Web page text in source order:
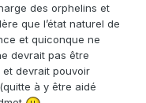
des orphelins et
que l’état naturel de
et quiconque ne
devrait pas être
devrait pouvoir
à y être aidé